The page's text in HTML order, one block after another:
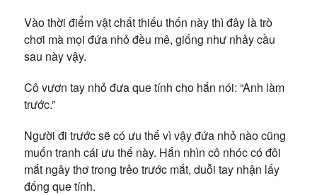
Vào thời điểm vật chất thiếu thốn này thì đây là trò
chơi mà mọi đứa nhỏ đều mê, giống như nhảy cầu
sau này vậy.
Cô vươn tay nhỏ đưa que tính cho hắn nói: “Anh làm
trước.”
Người đi trước sẽ có ưu thế vì vậy đứa nhỏ nào cũng
muốn tranh cái ưu thế này. Hắn nhìn cô nhóc có đôi
mắt ngây thơ trong trẻo trước mắt, duỗi tay nhận lấy
đống que tính.